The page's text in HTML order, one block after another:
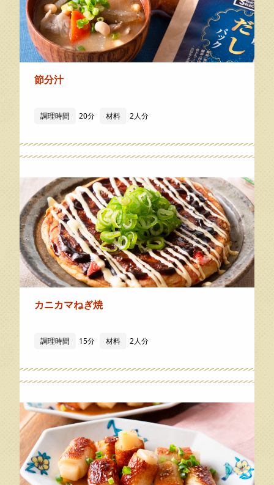
節分汁
調理時間 20分 材料 2人分
カニカマねぎ焼
調理時間 15分 材料 2人分